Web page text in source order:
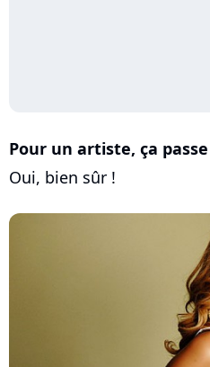
Pour un artiste, ça
Oui, bien sûr !